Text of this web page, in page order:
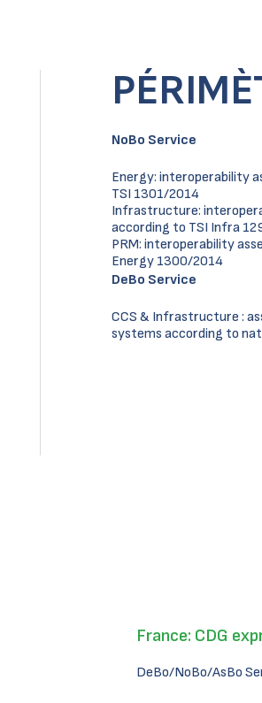
NoBo Service
Energy: interoperability
TSI 1301/2014
Infrastructure:
according to TSI Infra
PRM: interoperability
Energy 1300/2014
DeBo Service
CCS & Infrastructure :
systems according to
France: CDG
DeBo/NoBo/AsBo